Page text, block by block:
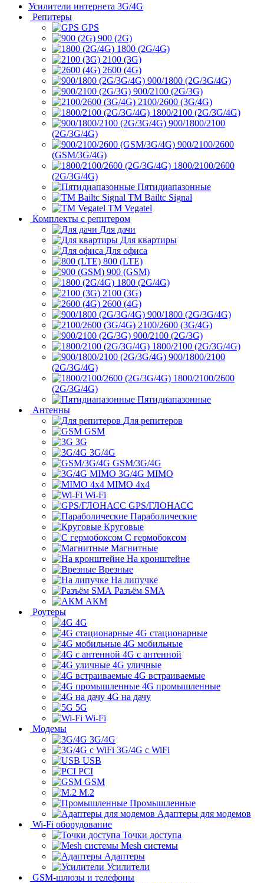
Усилители интернета 3G/4G
Репитеры
GPS
900 (2G)
1800 (2G/4G)
2100 (3G)
2600 (4G)
900/1800 (2G/3G/4G)
900/2100 (2G/3G)
2100/2600 (3G/4G)
1800/2100 (2G/3G/4G)
900/1800/2100
(2G/3G/4G)
900/2100/2600
(GSM/3G/4G)
1800/2100/2600
(2G/3G/4G)
Пятидиапазонные
ТМ Bailtc Signal
ТМ Vegatel
Комплекты с репитером
Для дачи
Для квартиры
Для офиса
800 (LTE)
900 (GSM)
1800 (2G/4G)
2100 (3G)
2600 (4G)
900/1800 (2G/3G/4G)
2100/2600 (3G/4G)
900/2100 (2G/3G)
1800/2100 (2G/3G/4G)
900/1800/2100
(2G/3G/4G)
1800/2100/2600
(2G/3G/4G)
Пятидиапазонные
Антенны
Для репитеров
GSM
3G
3G/4G
GSM/3G/4G
3G/4G MIMO
MIMO 4x4
Wi-Fi
GPS/ГЛОНАСС
Параболические
Круговые
С гермобоксом
Магнитные
На кронштейне
Врезные
На липучке
Разъём SMA
АКМ
Роутеры
4G
4G стационарные
4G мобильные
4G с антенной
4G уличные
4G встраиваемые
4G промышленные
4G на дачу
5G
Wi-Fi
Модемы
3G/4G
3G/4G с WiFi
USB
PCI
GSM
M.2
Промышленные
Адаптеры для модемов
Wi-Fi оборудование
Точки доступа
Mesh системы
Адаптеры
Усилители
GSM-шлюзы и телефоны